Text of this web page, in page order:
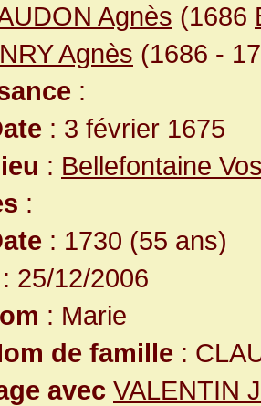
Agnès (1686
Agnès (1686 -
:
: 3 février 1675
: Bellefontaine
:
: 1730 (55 ans)
: 25/12/2006
: Marie
de famille :
avec VALENTIN